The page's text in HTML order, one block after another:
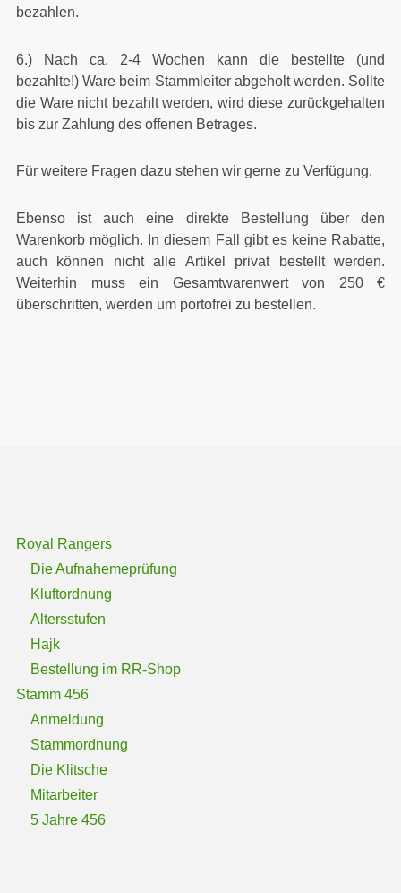
bezahlen.
6.) Nach ca. 2-4 Wochen kann die bestellte (und
bezahlte!) Ware beim Stammleiter abgeholt werden. Sollte
die Ware nicht bezahlt werden, wird diese zurückgehalten
bis zur Zahlung des offenen Betrages.
Für weitere Fragen dazu stehen wir gerne zu Verfügung.
Ebenso ist auch eine direkte Bestellung über den
Warenkorb möglich. In diesem Fall gibt es keine Rabatte,
auch können nicht alle Artikel privat bestellt werden.
Weiterhin muss ein Gesamtwarenwert von 250 €
überschritten, werden um portofrei zu bestellen.
Royal Rangers
Die Aufnahemeprüfung
Kluftordnung
Altersstufen
Hajk
Bestellung im RR-Shop
Stamm 456
Anmeldung
Stammordnung
Die Klitsche
Mitarbeiter
5 Jahre 456